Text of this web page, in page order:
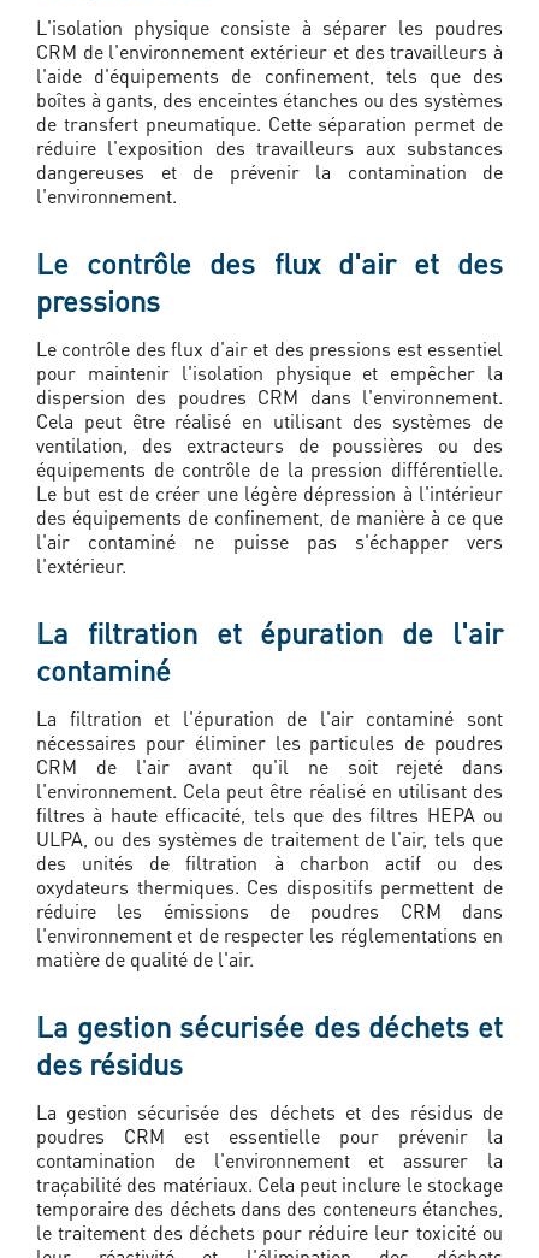
L'isolation physique consiste à séparer les poudres
CRM de l'environnement extérieur et des travailleurs à
l'aide d'équipements de confinement, tels que des
boîtes à gants, des enceintes étanches ou des systèmes
de transfert pneumatique. Cette séparation permet de
réduire l'exposition des travailleurs aux substances
dangereuses et de prévenir la contamination de
l'environnement.
Le contrôle des flux d'air et des
pressions
Le contrôle des flux d'air et des pressions est essentiel
pour maintenir l'isolation physique et empêcher la
dispersion des poudres CRM dans l'environnement.
Cela peut être réalisé en utilisant des systèmes de
ventilation, des extracteurs de poussières ou des
équipements de contrôle de la pression différentielle.
Le but est de créer une légère dépression à l'intérieur
des équipements de confinement, de manière à ce que
l'air contaminé ne puisse pas s'échapper vers
l'extérieur.
La filtration et épuration de l'air
contaminé
La filtration et l'épuration de l'air contaminé sont
nécessaires pour éliminer les particules de poudres
CRM de l'air avant qu'il ne soit rejeté dans
l'environnement. Cela peut être réalisé en utilisant des
filtres à haute efficacité, tels que des filtres HEPA ou
ULPA, ou des systèmes de traitement de l'air, tels que
des unités de filtration à charbon actif ou des
oxydateurs thermiques. Ces dispositifs permettent de
réduire les émissions de poudres CRM dans
l'environnement et de respecter les réglementations en
matière de qualité de l'air.
La gestion sécurisée des déchets et
des résidus
La gestion sécurisée des déchets et des résidus de
poudres CRM est essentielle pour prévenir la
contamination de l'environnement et assurer la
traçabilité des matériaux. Cela peut inclure le stockage
temporaire des déchets dans des conteneurs étanches,
le traitement des déchets pour réduire leur toxicité ou